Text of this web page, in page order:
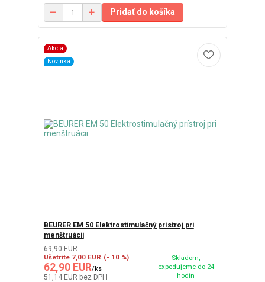
Pridať do košíka
Akcia
Novinka
BEURER EM 50 Elektrostimulačný prístroj pri
menštruácii
69,90 EUR
Ušetríte 7,00 EUR (- 10 %)
62,90 EUR/ks
51,14 EUR bez DPH
Skladom,
expedujeme do 24
hodín